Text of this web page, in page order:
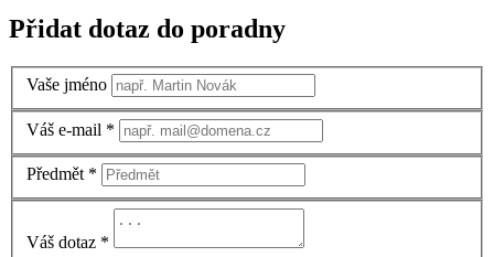
Přidat dotaz do poradny
Vaše jméno
Váš e-mail *
Předmět *
Váš dotaz *